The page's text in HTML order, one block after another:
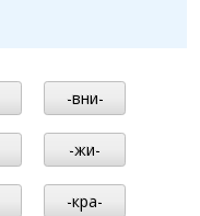
-вни-
-жи-
-кра-